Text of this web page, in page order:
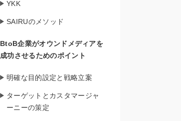
YKK
SAIRUのメソッド
BtoB企業がオウンドメディアを
成功させるためのポイント
明確な目的設定と戦略立案
ターゲットとカスタマージャ
ーニーの策定